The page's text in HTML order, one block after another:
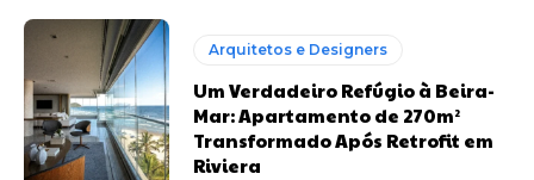
Arquitetos e Designers
Um Verdadeiro Refúgio à Beira-
Mar: Apartamento de 270m²
Transformado Após Retrofit em
Riviera